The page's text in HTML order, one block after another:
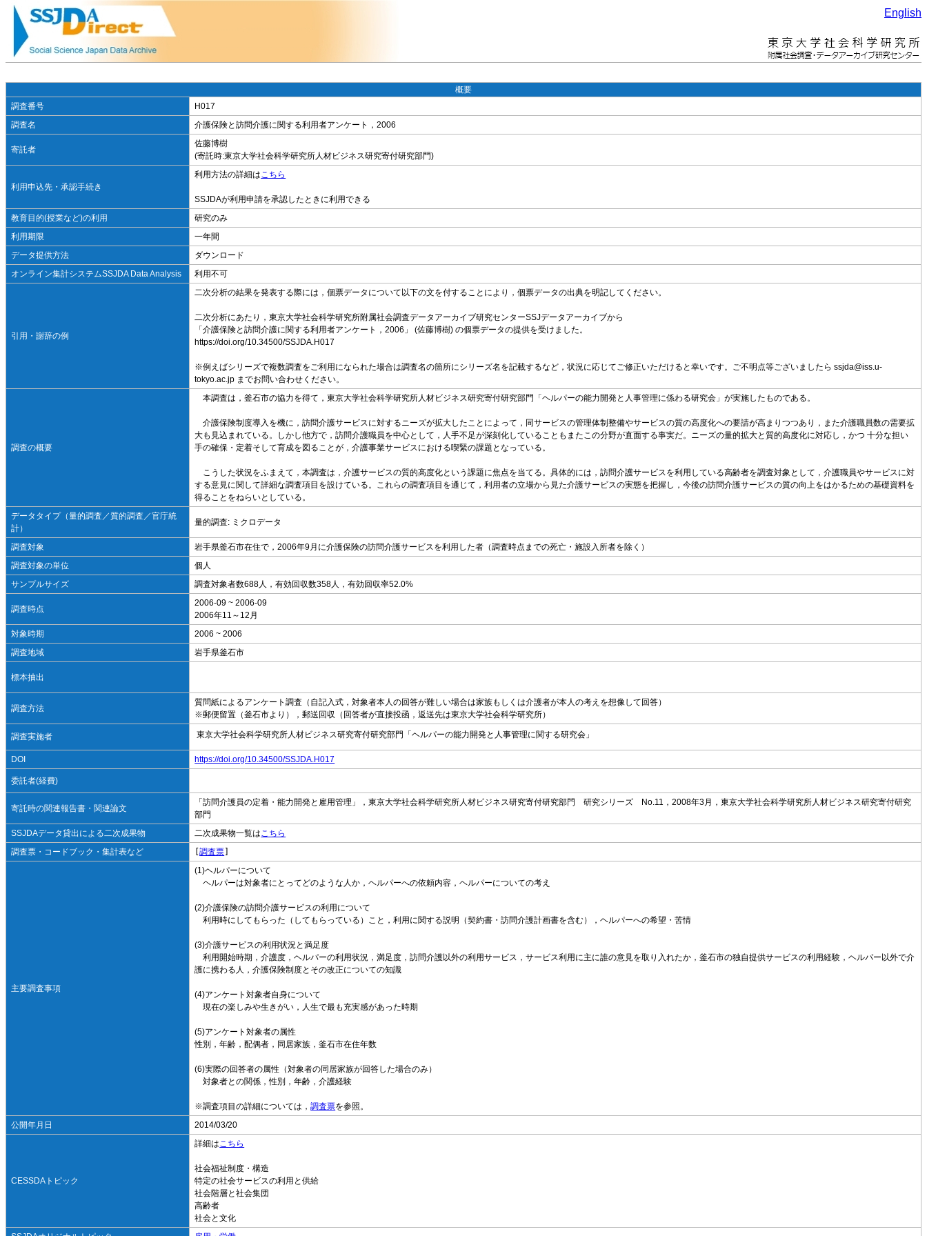
English
概要
調査番号
H017
調査名
介護保険と訪問介護に関する利用者アンケート，2006
寄託者
佐藤博樹
(寄託時:東京大学社会科学研究所人材ビジネス研究寄付研究部門)
利用申込先・承認手続き
利用方法の詳細はこちら
SSJDAが利用申請を承認したときに利用できる
教育目的(授業など)の利用
研究のみ
利用期限
一年間
データ提供方法
ダウンロード
オンライン集計システムSSJDA Data Analysis
利用不可
引用・謝辞の例
二次分析の結果を発表する際には，個票データについて以下の文を付することにより，個票データの出典を明記してください。
二次分析にあたり，東京大学社会科学研究所附属社会調査データアーカイブ研究センターSSJデータアーカイブから
「介護保険と訪問介護に関する利用者アンケート，2006」 (佐藤博樹) の個票データの提供を受けました。
https://doi.org/10.34500/SSJDA.H017
※例えばシリーズで複数調査をご利用になられた場合は調査名の箇所にシリーズ名を記載するなど，状況に応じてご修正いただけると幸いです。ご不明点等ございましたら ssjda@iss.u-
tokyo.ac.jp までお問い合わせください。
調査の概要
本調査は，釜石市の協力を得て，東京大学社会科学研究所人材ビジネス研究寄付研究部門「ヘルパーの能力開発と人事管理に係わる研究会」が実施したものである。
介護保険制度導入を機に，訪問介護サービスに対するニーズが拡大したことによって，同サービスの管理体制整備やサービスの質の高度化への要請が高まりつつあり，また介護職員数の需要拡
大も見込まれている。しかし他方で，訪問介護職員を中心として，人手不足が深刻化していることもまたこの分野が直面する事実だ。ニーズの量的拡大と質的高度化に対応し，かつ 十分な担い
手の確保・定着そして育成を図ることが，介護事業サービスにおける喫緊の課題となっている。
こうした状況をふまえて，本調査は，介護サービスの質的高度化という課題に焦点を当てる。具体的には，訪問介護サービスを利用している高齢者を調査対象として，介護職員やサービスに対
する意見に関して詳細な調査項目を設けている。これらの調査項目を通じて，利用者の立場から見た介護サービスの実態を把握し，今後の訪問介護サービスの質の向上をはかるための基礎資料を
得ることをねらいとしている。
データタイプ（量的調査／質的調査／官庁統
計）
量的調査: ミクロデータ
調査対象
岩手県釜石市在住で，2006年9月に介護保険の訪問介護サービスを利用した者（調査時点までの死亡・施設入所者を除く）
調査対象の単位
個人
サンプルサイズ
調査対象者数688人，有効回収数358人，有効回収率52.0%
調査時点
2006-09 ~ 2006-09
2006年11～12月
対象時期
2006 ~ 2006
調査地域
岩手県釜石市
標本抽出
調査方法
質問紙によるアンケート調査（自記入式，対象者本人の回答が難しい場合は家族もしくは介護者が本人の考えを想像して回答）
※郵便留置（釜石市より），郵送回収（回答者が直接投函，返送先は東京大学社会科学研究所）
調査実施者 東京大学社会科学研究所人材ビジネス研究寄付研究部門「ヘルパーの能力開発と人事管理に関する研究会」
DOI https://doi.org/10.34500/SSJDA.H017
委託者(経費)
寄託時の関連報告書・関連論文
「訪問介護員の定着・能力開発と雇用管理」，東京大学社会科学研究所人材ビジネス研究寄付研究部門 研究シリーズ No.11，2008年3月，東京大学社会科学研究所人材ビジネス研究寄付研究
部門
SSJDAデータ貸出による二次成果物
二次成果物一覧はこちら
調査票・コードブック・集計表など
[調査票
主要調査事項
(1)ヘルパーについて
ヘルパーは対象者にとってどのような人か，ヘルパーへの依頼内容，ヘルパーについての考え
(2)介護保険の訪問介護サービスの利用について
利用時にしてもらった（してもらっている）こと，利用に関する説明（契約書・訪問介護計画書を含む），ヘルパーへの希望・苦情
(3)介護サービスの利用状況と満足度
利用開始時期，介護度，ヘルパーの利用状況，満足度，訪問介護以外の利用サービス，サービス利用に主に誰の意見を取り入れたか，釜石市の独自提供サービスの利用経験，ヘルパー以外で介
護に携わる人，介護保険制度とその改正についての知識
(4)アンケート対象者自身について
現在の楽しみや生きがい，人生で最も充実感があった時期
(5)アンケート対象者の属性
性別，年齢，配偶者，同居家族，釜石市在住年数
(6)実際の回答者の属性（対象者の同居家族が回答した場合のみ）
対象者との関係，性別，年齢，介護経験
※調査項目の詳細については，調査票を参照。
公開年月日
2014/03/20
CESSDAトピック
詳細はこちら
社会福祉制度・構造
特定の社会サービスの利用と供給
社会階層と社会集団
高齢者
社会と文化